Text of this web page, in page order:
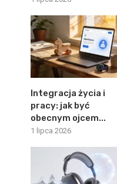
Integracja życia i
pracy: jak być
obecnym ojcem...
1 lipca 2026